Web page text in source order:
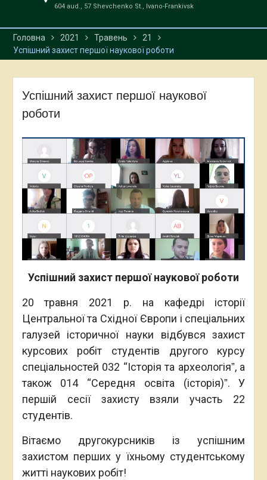
604 aud., 57 Shevchenko St., Ivano-Frankivsk
Головна 2021 Травень
21
Успішний захист першої наукової роботи
Успішний захист першої наукової
роботи
Успішний захист першої наукової роботи
20 травня 2021 р. на кафедрі історії
Центральної та Східної Європи і спеціальних
галузей історичної науки відбувся захист
курсових робіт студентів другого курсу
спеціальностей 032 “Історія та археологіяˮ, а
також 014 “Середня освіта (історія)ˮ. У
першій сесії захисту взяли участь 22
студентів.
Вітаємо другокурсників із успішним
захистом перших у їхньому студентському
житті наукових робіт!